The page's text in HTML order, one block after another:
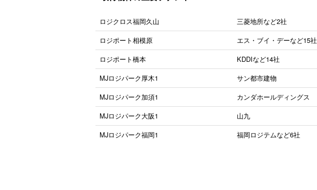
ロジクロス福岡久山
三菱地所など2社
ロジポート相模原
エス・ブイ・デーなど15社
ロジポート橋本
KDDIなど14社
MJロジパーク厚木1
サン都市建物
MJロジパーク加須1
カンダホールディングス
MJロジパーク大阪1
山九
MJロジパーク福岡1
福岡ロジテムなど6社